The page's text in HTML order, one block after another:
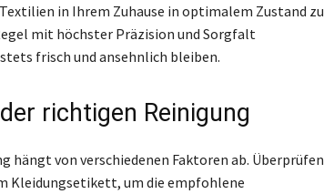
in Ihrem Zuhause in optimalem Zustand zu
mit höchster Präzision und Sorgfalt
frisch und ansehnlich bleiben.
richtigen Reinigung
hängt von verschiedenen Faktoren ab. Überprüfen
Kleidungsetikett, um die empfohlene